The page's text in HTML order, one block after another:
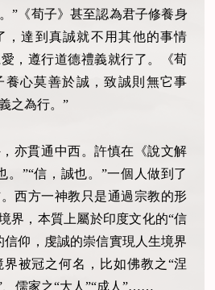
”《荀子》甚至認為君子修養身
，達到真誠就不用其他的事情
，遵行道德禮義就行了。《荀
養心莫善於誠，致誠則無它事
之為行。”
亦貫通中西。許慎在《說文解
。”“信，誠也。”一個人做到了
西方一神教只是通過宗教的形
界，本質上屬於印度文化的“信
信仰，虔誠的崇信實現人生境界
被冠之何名，比如佛教之“涅
、儒家之“大人”“成人”……